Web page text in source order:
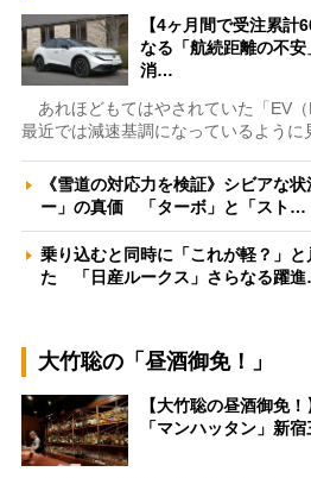
【4ヶ月間で受注累計
なる「航続距離の不
消…
あれほどもてはやされていた「EV（
最近では減速基調になっているよう
《雪道の対応力を検証》シビアな
ー」の真価 「ターボ」と「スト…
乗り込むと同時に「これが軽？」
た 「日産ルークス」さらなる躍
大竹聡の「昼酒御免！」
【大竹聡の昼酒御免
「マンハッタン」新